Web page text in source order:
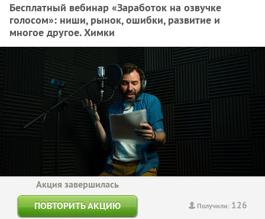
Бесплатный вебинар «Заработок на озвучке
голосом»: ниши, рынок, ошибки, развитие и
многое другое. Химки
Получили: 126
Акция завершилась
ПОВТОРИТЬ АКЦИЮ